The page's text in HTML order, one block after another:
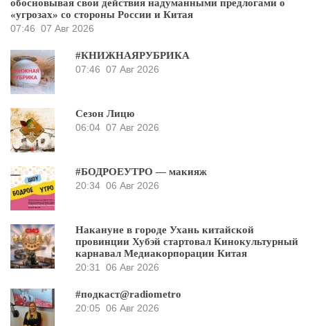
обосновывая свои действия надуманными предлогами о
«угрозах» со стороны России и Китая
07:46 07 Авг 2026
#КНИЖНАЯРУБРИКА
07:46 07 Авг 2026
Сезон Лицю
06:04 07 Авг 2026
#БОДРОЕУТРО — макияж
20:34 06 Авг 2026
Накануне в городе Ухань китайской
провинции Хубэй стартовал Кинокультурный
карнавал Медиакорпорации Китая
20:31 06 Авг 2026
#подкаст@radiometro
20:05 06 Авг 2026